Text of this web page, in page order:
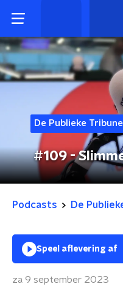
De Publieke Tribune
#109 -
Podcasts De
Speel aflevering af
za 9 september 2023